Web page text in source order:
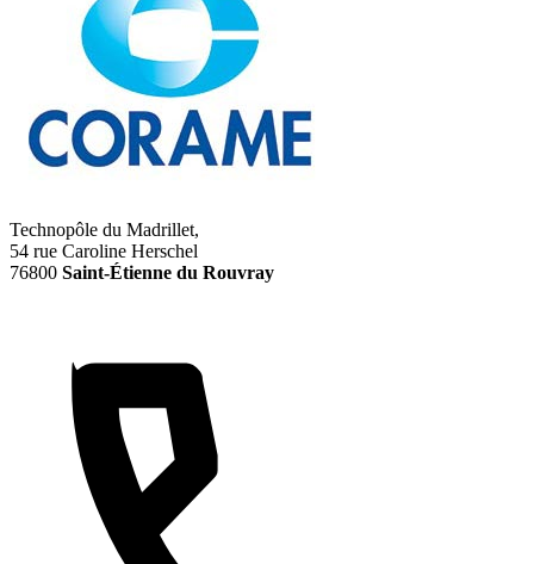
Technopôle du Madrillet,
54 rue Caroline Herschel
76800 Saint-Étienne du Rouvray